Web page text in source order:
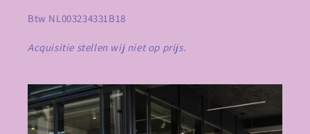
Btw NL003234331B18
Acquisitie stellen wij niet op prijs.